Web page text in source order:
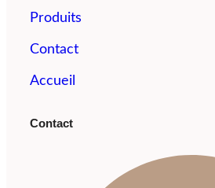
Produits
Contact
Accueil
Contact